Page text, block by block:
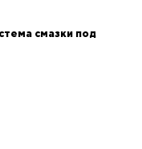
смазки под